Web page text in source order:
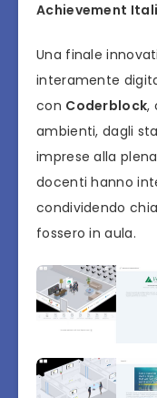
Achievement
Una finale
interamente
con Coderblock,
ambienti, dagli
imprese alla
docenti hanno
condividendo
fossero in aula.